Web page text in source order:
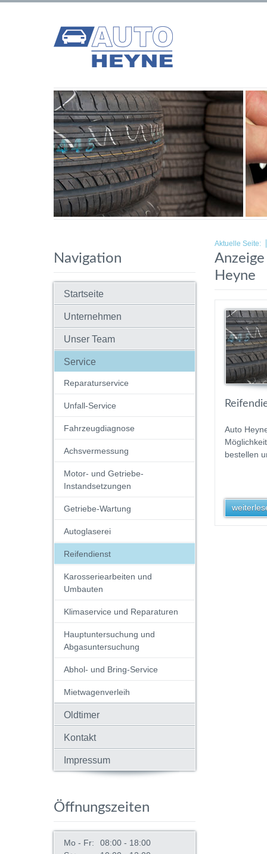
Navigation
Startseite
Unternehmen
Unser Team
Service
Reparaturservice
Unfall-Service
Fahrzeugdiagnose
Achsvermessung
Motor- und Getriebe-
Instandsetzungen
Getriebe-Wartung
Autoglaserei
Reifendienst
Karosseriearbeiten und
Umbauten
Klimaservice und Reparaturen
Hauptuntersuchung und
Abgasuntersuchung
Abhol- und Bring-Service
Mietwagenverleih
Oldtimer
Kontakt
Impressum
Öffnungszeiten
Mo - Fr:
08:00 - 18:00
Aktuelle Seite:
Heyne
Auto
bestellen